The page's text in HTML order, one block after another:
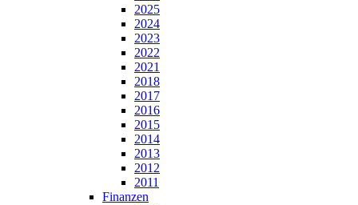
2025
2024
2023
2022
2021
2018
2017
2016
2015
2014
2013
2012
2011
Finanzen